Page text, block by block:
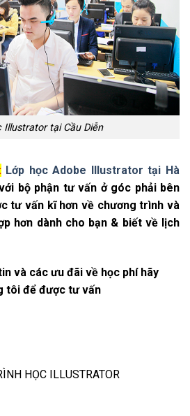
Illustrator tại Cầu Diễn
Lớp học Adobe Illustrator tại Hà
bộ phận tư vấn ở góc phải bên
tư vấn kĩ hơn về chương trình và
hơn dành cho bạn & biết về lịch
và các ưu đãi về học phí hãy
tôi để được tư vấn
HỌC ILLUSTRATOR